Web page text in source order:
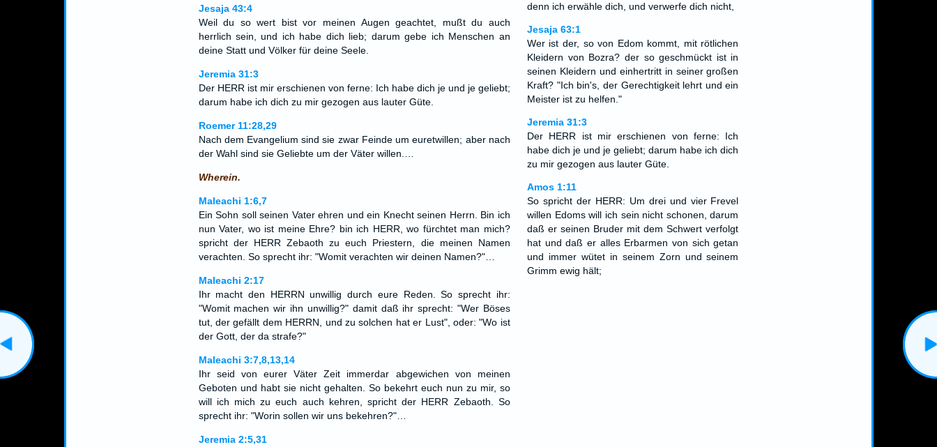
Jesaja 43:4
Weil du so wert bist vor meinen Augen geachtet, mußt du auch
herrlich sein, und ich habe dich lieb; darum gebe ich Menschen an
deine Statt und Völker für deine Seele.
Jeremia 31:3
Der HERR ist mir erschienen von ferne: Ich habe dich je und je geliebt;
darum habe ich dich zu mir gezogen aus lauter Güte.
Roemer 11:28,29
Nach dem Evangelium sind sie zwar Feinde um euretwillen; aber nach
der Wahl sind sie Geliebte um der Väter willen.…
Wherein.
Maleachi 1:6,7
Ein Sohn soll seinen Vater ehren und ein Knecht seinen Herrn. Bin ich
nun Vater, wo ist meine Ehre? bin ich HERR, wo fürchtet man mich?
spricht der HERR Zebaoth zu euch Priestern, die meinen Namen
verachten. So sprecht ihr: "Womit verachten wir deinen Namen?"…
Maleachi 2:17
Ihr macht den HERRN unwillig durch eure Reden. So sprecht ihr:
"Womit machen wir ihn unwillig?" damit daß ihr sprecht: "Wer Böses
tut, der gefällt dem HERRN, und zu solchen hat er Lust", oder: "Wo ist
der Gott, der da strafe?"
Maleachi 3:7,8,13,14
Ihr seid von eurer Väter Zeit immerdar abgewichen von meinen
Geboten und habt sie nicht gehalten. So bekehrt euch nun zu mir, so
will ich mich zu euch auch kehren, spricht der HERR Zebaoth. So
sprecht ihr: "Worin sollen wir uns bekehren?"…
Jeremia 2:5,31
denn ich erwähle dich, und verwerfe dich nicht,
Jesaja 63:1
Wer ist der, so von Edom kommt, mit rötlichen
Kleidern von Bozra? der so geschmückt ist in
seinen Kleidern und einhertritt in seiner großen
Kraft? "Ich bin's, der Gerechtigkeit lehrt und ein
Meister ist zu helfen."
Jeremia 31:3
Der HERR ist mir erschienen von ferne: Ich
habe dich je und je geliebt; darum habe ich dich
zu mir gezogen aus lauter Güte.
Amos 1:11
So spricht der HERR: Um drei und vier Frevel
willen Edoms will ich sein nicht schonen, darum
daß er seinen Bruder mit dem Schwert verfolgt
hat und daß er alles Erbarmen von sich getan
und immer wütet in seinem Zorn und seinem
Grimm ewig hält;